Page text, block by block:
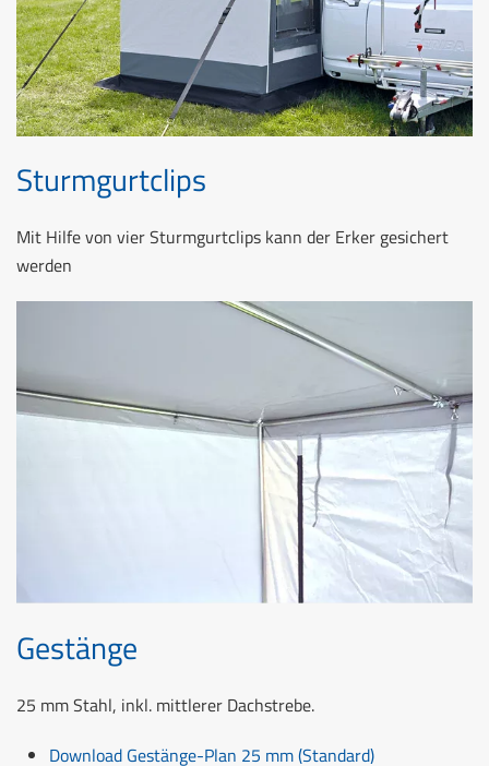
Sturmgurtclips
Mit Hilfe von vier Sturmgurtclips kann der Erker gesichert
werden
Gestänge
25 mm Stahl, inkl. mittlerer Dachstrebe.
Download Gestänge-Plan 25 mm (Standard)